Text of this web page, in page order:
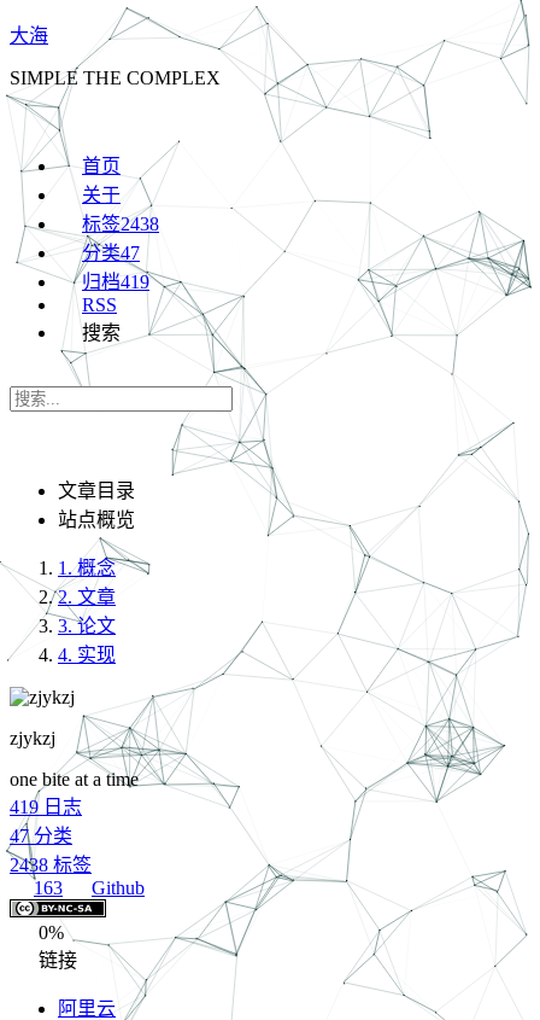
大海
SIMPLE THE COMPLEX
首页
关于
标签2438
分类47
归档419
RSS
搜索
文章目录
站点概览
1. 概念
2. 文章
3. 论文
4. 实现
zjykzj
one bite at a time
419 日志
47 分类
2438 标签
163
Github
0%
链接
阿里云